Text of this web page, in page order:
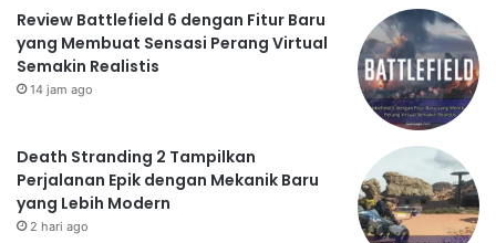
Review Battlefield 6 dengan Fitur Baru
yang Membuat Sensasi Perang Virtual
Semakin Realistis
14 jam ago
Death Stranding 2 Tampilkan
Perjalanan Epik dengan Mekanik Baru
yang Lebih Modern
2 hari ago